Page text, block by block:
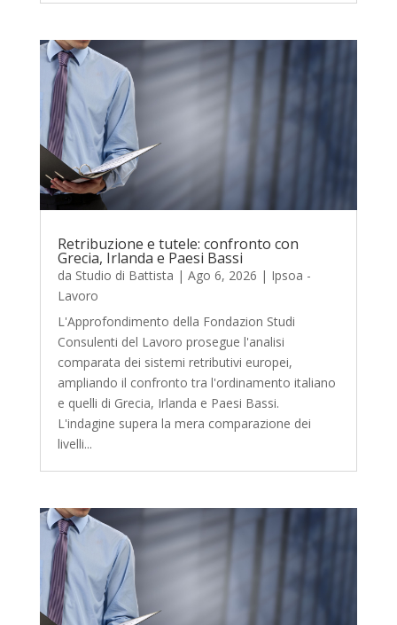
Retribuzione e tutele: confronto con
Grecia, Irlanda e Paesi Bassi
da Studio di Battista | Ago 6, 2026 | Ipsoa -
Lavoro
L'Approfondimento della Fondazion Studi
Consulenti del Lavoro prosegue l'analisi
comparata dei sistemi retributivi europei,
ampliando il confronto tra l'ordinamento italiano
e quelli di Grecia, Irlanda e Paesi Bassi.
L'indagine supera la mera comparazione dei
livelli...